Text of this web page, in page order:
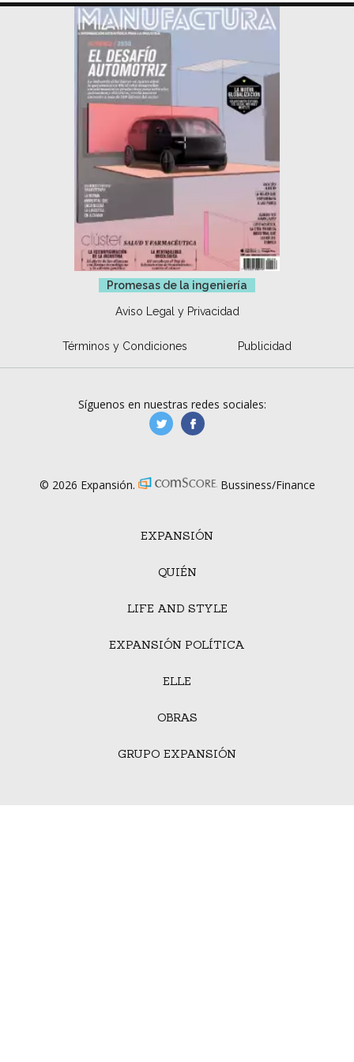
Promesas de la ingeniería
Aviso Legal y Privacidad
Términos y Condiciones Publicidad
EXPANSIÓN
QUIÉN
LIFE AND STYLE
EXPANSIÓN POLÍTICA
ELLE
OBRAS
GRUPO EXPANSIÓN
Síguenos en nuestras redes sociales:
manufacturaGE
© 2026 Expansión. Bussiness/Finance